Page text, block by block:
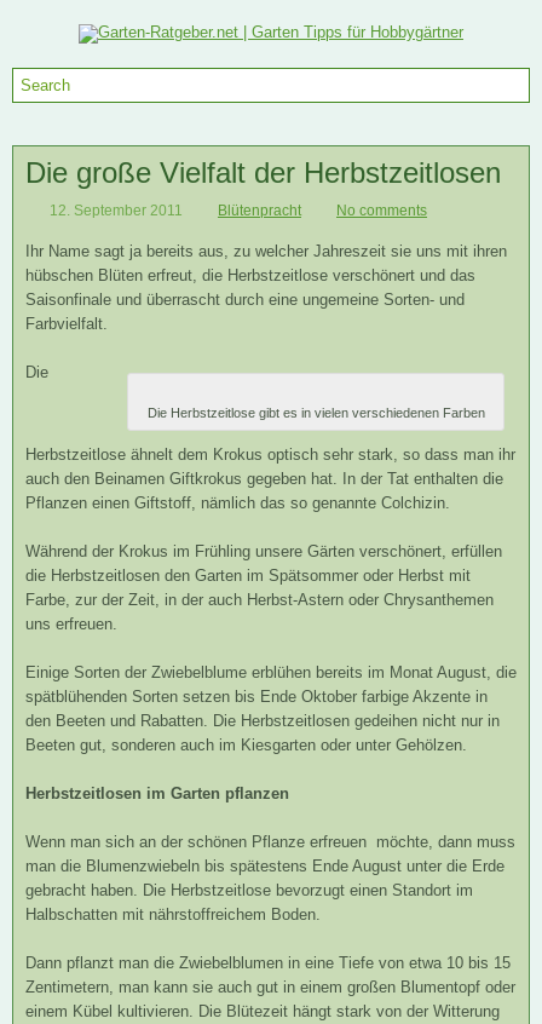
Die große Vielfalt der Herbstzeitlosen
12. September 2011 Blütenpracht No comments
Ihr Name sagt ja bereits aus, zu welcher Jahreszeit sie uns mit ihren
hübschen Blüten erfreut, die Herbstzeitlose verschönert und das
Saisonfinale und überrascht durch eine ungemeine Sorten- und
Farbvielfalt.
Die Herbstzeitlose gibt es in vielen verschiedenen Farben
Die
Herbstzeitlose ähnelt dem Krokus optisch sehr stark, so dass man ihr
auch den Beinamen Giftkrokus gegeben hat. In der Tat enthalten die
Pflanzen einen Giftstoff, nämlich das so genannte Colchizin.
Während der Krokus im Frühling unsere Gärten verschönert, erfüllen
die Herbstzeitlosen den Garten im Spätsommer oder Herbst mit
Farbe, zur der Zeit, in der auch Herbst-Astern oder Chrysanthemen
uns erfreuen.
Einige Sorten der Zwiebelblume erblühen bereits im Monat August, die
spätblühenden Sorten setzen bis Ende Oktober farbige Akzente in
den Beeten und Rabatten. Die Herbstzeitlosen gedeihen nicht nur in
Beeten gut, sonderen auch im Kiesgarten oder unter Gehölzen.
Herbstzeitlosen im Garten pflanzen
Wenn man sich an der schönen Pflanze erfreuen möchte, dann muss
man die Blumenzwiebeln bis spätestens Ende August unter die Erde
gebracht haben. Die Herbstzeitlose bevorzugt einen Standort im
Halbschatten mit nährstoffreichem Boden.
Dann pflanzt man die Zwiebelblumen in eine Tiefe von etwa 10 bis 15
Zentimetern, man kann sie auch gut in einem großen Blumentopf oder
einem Kübel kultivieren. Die Blütezeit hängt stark von der Witterung